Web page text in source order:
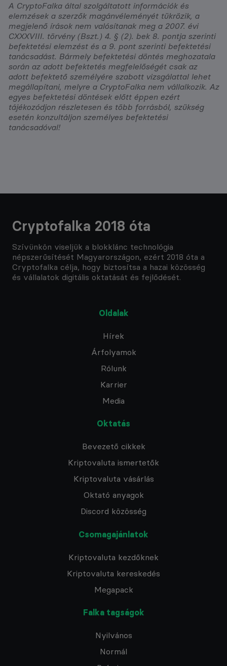
A CryptoFalka által szolgáltatott információk és
elemzések a szerzők magánvéleményét tükrözik, a
megjelenő írások nem valósítanak meg a 2007. évi
CXXXVIII. törvény (Bszt.) 4. § (2). bek 8. pontja szerinti
befektetési elemzést és a 9. pont szerinti befektetési
tanácsadást. Bármely befektetési döntés meghozatala
során az adott befektetés megfelelőségét csak az
adott befektető személyére szabott vizsgálattal lehet
megállapítani, melyre a CryptoFalka nem vállalkozik. Az
egyes befektetési döntések előtt éppen ezért
tájékozódjon részletesen és több forrásból, szükség
esetén konzultáljon személyes befektetési
tanácsadóval!
Cryptofalka 2018 óta
Szívünkön viseljük a blokklánc technológia
népszerűsítését Magyarországon, ezért 2018 óta a
Cryptofalka célja, hogy biztosítsa a hazai közösség
és vállalatok digitális oktatását és fejlődését.
Oldalak
Hírek
Árfolyamok
Rólunk
Karrier
Media
Oktatás
Bevezető cikkek
Kriptovaluta ismertetők
Kriptovaluta vásárlás
Oktató anyagok
Discord közösség
Csomagajánlatok
Kriptovaluta kezdőknek
Kriptovaluta kereskedés
Megapack
Falka tagságok
Nyilvános
Normál